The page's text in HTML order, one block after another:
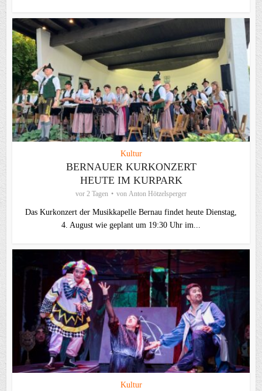
Kultur
BERNAUER KURKONZERT
HEUTE IM KURPARK
vor 2 Tagen von Anton Hötzelsperger
Das Kurkonzert der Musikkapelle Bernau findet heute Dienstag,
4. August wie geplant um 19:30 Uhr im...
Kultur